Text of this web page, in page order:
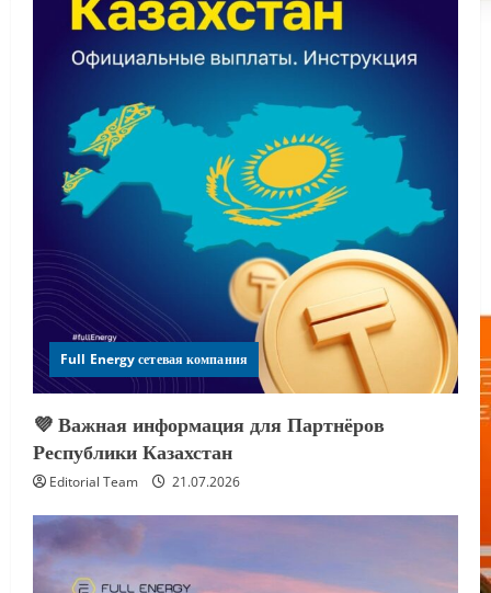
Full Energy сетевая компания
💜 Важная информация для Партнёров
Республики Казахстан
Editorial Team 21.07.2026